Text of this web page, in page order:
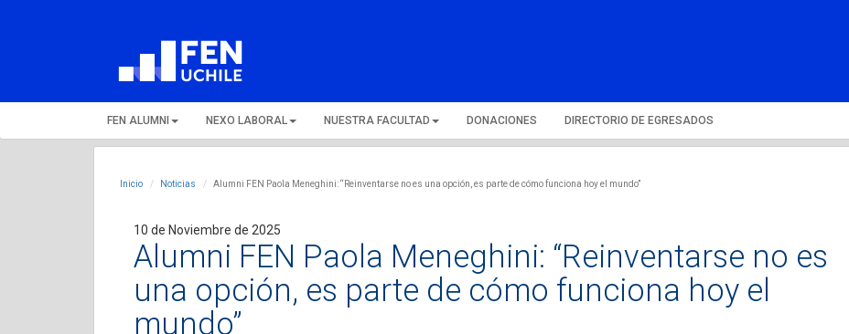
FEN ALUMNI NEXO LABORAL NUESTRA FACULTAD DONACIONES DIRECTORIO DE EGRESADOS
Inicio Noticias Alumni FEN Paola Meneghini: “Reinventarse no es una opción, es parte de cómo funciona hoy el mundo”
10 de Noviembre de 2025
Alumni FEN Paola Meneghini: “Reinventarse no es
una opción, es parte de cómo funciona hoy el
mundo”